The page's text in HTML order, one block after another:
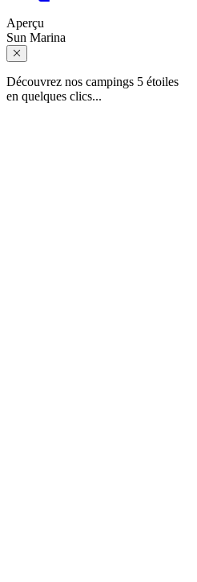
Aperçu
Sun Marina
Découvrez nos campings 5 étoiles
en quelques clics...